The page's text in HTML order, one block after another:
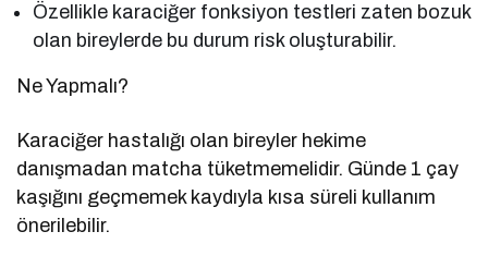
Özellikle karaciğer fonksiyon testleri zaten bozuk
olan bireylerde bu durum risk oluşturabilir.
Ne Yapmalı?
Karaciğer hastalığı olan bireyler hekime
danışmadan matcha tüketmemelidir. Günde 1 çay
kaşığını geçmemek kaydıyla kısa süreli kullanım
önerilebilir.